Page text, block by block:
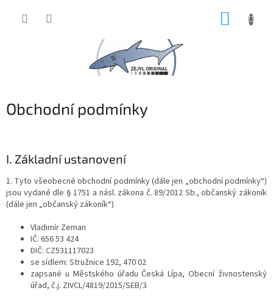
P
o
r
n
n
í
Obchodní podmínky
I. Základní ustanovení
1. Tyto všeobecné obchodní podmínky (dále jen „obchodní podmínky“)
jsou vydané dle § 1751 a násl. zákona č. 89/2012 Sb., občanský zákoník
(dále jen „občanský zákoník“)
Vladimír Zeman
IČ: 656 53 424
DIČ: CZ531117023
se sídlem: Stružnice 192, 470 02
zapsané u Městského úřadu Česká Lípa, Obecní živnostenský
úřad, č.j. ZIVCL/4819/2015/SEB/3